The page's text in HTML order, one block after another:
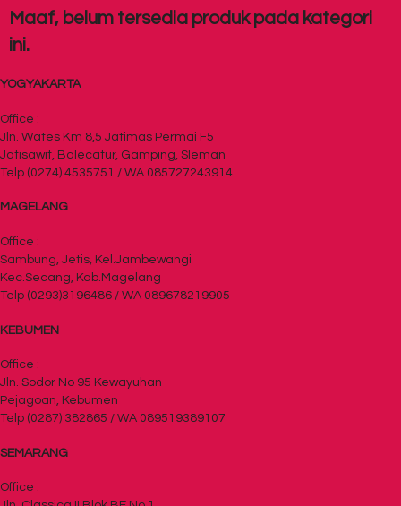
Maaf, belum tersedia produk pada kategori
ini.
YOGYAKARTA
Office :
Jln. Wates Km 8,5 Jatimas Permai F5
Jatisawit, Balecatur, Gamping, Sleman
Telp (0274) 4535751 / WA 085727243914
MAGELANG
Office :
Sambung, Jetis, Kel.Jambewangi
Kec.Secang, Kab.Magelang
Telp (0293)3196486 / WA 089678219905
KEBUMEN
Office :
Jln. Sodor No 95 Kewayuhan
Pejagoan, Kebumen
Telp (0287) 382865 / WA 089519389107
SEMARANG
Office :